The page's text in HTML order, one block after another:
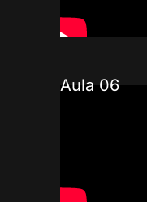
Aula 06